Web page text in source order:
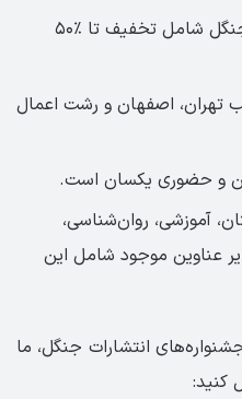
تمامی کتاب‌های انتشارات جنگل شامل تخفیف تا ٪۵۰
اصفهان و رشت اعمال
و حضوری یکسان است.
آموزشی، روان‌شناسی،
عناوین موجود شامل این
انتشارات جنگل، ما
کنید: